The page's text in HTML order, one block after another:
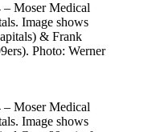
Moser Medical
Image shows
& Frank
Photo: Werner
Moser Medical
Image shows